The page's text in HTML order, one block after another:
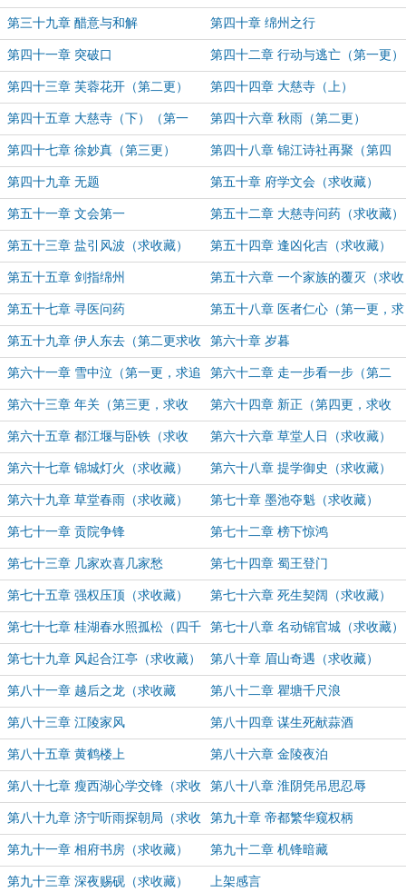
第三十九章 醋意与和解 第四十章 绵州之行
第四十一章 突破口 第四十二章 行动与逃亡（第一更）
第四十三章 芙蓉花开（第二更） 第四十四章 大慈寺（上）
第四十五章 大慈寺（下）（第一
更）
第四十六章 秋雨（第二更）
第四十七章 徐妙真（第三更） 第四十八章 锦江诗社再聚（第四
更）
第四十九章 无题 第五十章 府学文会（求收藏）
第五十一章 文会第一 第五十二章 大慈寺问药（求收藏）
第五十三章 盐引风波（求收藏） 第五十四章 逢凶化吉（求收藏）
第五十五章 剑指绵州 第五十六章 一个家族的覆灭（求收
藏）
第五十七章 寻医问药 第五十八章 医者仁心（第一更，求
收藏）
第五十九章 伊人东去（第二更求收
藏）
第六十章 岁暮
第六十一章 雪中泣（第一更，求追
读）
第六十二章 走一步看一步（第二
更）
第六十三章 年关（第三更，求收
藏）
第六十四章 新正（第四更，求收
藏）
第六十五章 都江堰与卧铁（求收
藏）
第六十六章 草堂人日（求收藏）
第六十七章 锦城灯火（求收藏） 第六十八章 提学御史（求收藏）
第六十九章 草堂春雨（求收藏） 第七十章 墨池夺魁（求收藏）
第七十一章 贡院争锋 第七十二章 榜下惊鸿
第七十三章 几家欢喜几家愁 第七十四章 蜀王登门
第七十五章 强权压顶（求收藏） 第七十六章 死生契阔（求收藏）
第七十七章 桂湖春水照孤松（四千
字大章）
第七十八章 名动锦官城（求收藏）
第七十九章 风起合江亭（求收藏） 第八十章 眉山奇遇（求收藏）
第八十一章 越后之龙（求收藏 第八十二章 瞿塘千尺浪
第八十三章 江陵家风 第八十四章 谋生死献蒜酒
第八十五章 黄鹤楼上 第八十六章 金陵夜泊
第八十七章 瘦西湖心学交锋（求收
藏）
第八十八章 淮阴凭吊思忍辱
第八十九章 济宁听雨探朝局（求收
藏）
第九十章 帝都繁华窥权柄
第九十一章 相府书房（求收藏） 第九十二章 机锋暗藏
第九十三章 深夜赐砚（求收藏） 上架感言